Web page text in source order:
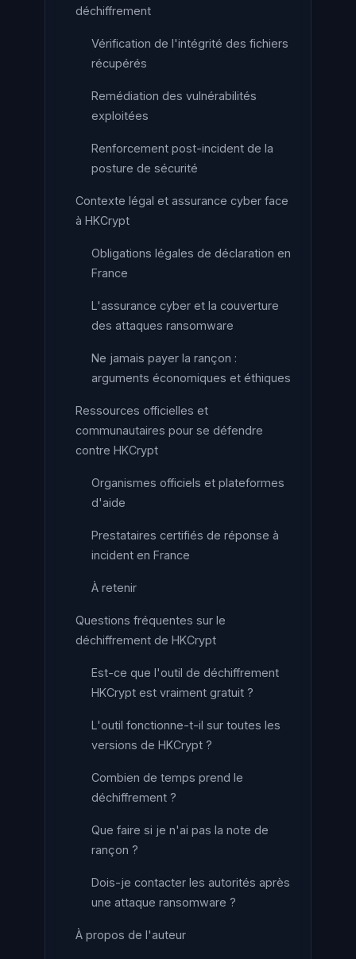
déchiffrement
Vérification de l'intégrité des fichiers
récupérés
Remédiation des vulnérabilités
exploitées
Renforcement post-incident de la
posture de sécurité
Contexte légal et assurance cyber face
à HKCrypt
Obligations légales de déclaration en
France
L'assurance cyber et la couverture
des attaques ransomware
Ne jamais payer la rançon :
arguments économiques et éthiques
Ressources officielles et
communautaires pour se défendre
contre HKCrypt
Organismes officiels et plateformes
d'aide
Prestataires certifiés de réponse à
incident en France
À retenir
Questions fréquentes sur le
déchiffrement de HKCrypt
Est-ce que l'outil de déchiffrement
HKCrypt est vraiment gratuit ?
L'outil fonctionne-t-il sur toutes les
versions de HKCrypt ?
Combien de temps prend le
déchiffrement ?
Que faire si je n'ai pas la note de
rançon ?
Dois-je contacter les autorités après
une attaque ransomware ?
À propos de l'auteur